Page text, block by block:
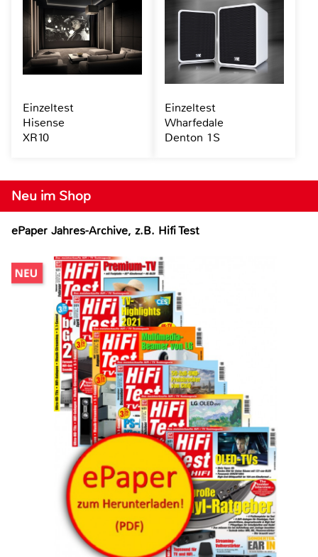
Neu im Shop
ePaper Jahres-Archive, z.B. Hifi Test
Einzeltest
Hisense
XR10
Einzeltest
Wharfedale
Denton 1S